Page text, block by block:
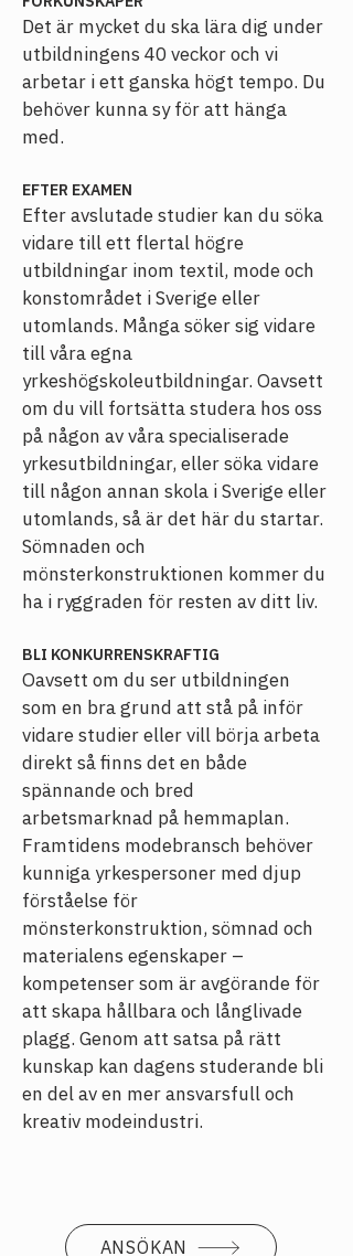
Det är mycket du ska lära dig under
utbildningens 40 veckor och vi
arbetar i ett ganska högt tempo. Du
behöver kunna sy för att hänga
med.
EFTER EXAMEN
Efter avslutade studier kan du söka
vidare till ett flertal högre
utbildningar inom textil, mode och
konstområdet i Sverige eller
utomlands. Många söker sig vidare
till våra egna
yrkeshögskoleutbildningar. Oavsett
om du vill fortsätta studera hos oss
på någon av våra specialiserade
yrkesutbildningar, eller söka vidare
till någon annan skola i Sverige eller
utomlands, så är det här du startar.
Sömnaden och
mönsterkonstruktionen kommer du
ha i ryggraden för resten av ditt liv.
BLI KONKURRENSKRAFTIG
Oavsett om du ser utbildningen
som en bra grund att stå på inför
vidare studier eller vill börja arbeta
direkt så finns det en både
spännande och bred
arbetsmarknad på hemmaplan.
Framtidens modebransch behöver
kunniga yrkespersoner med djup
förståelse för
mönsterkonstruktion, sömnad och
materialens egenskaper –
kompetenser som är avgörande för
att skapa hållbara och långlivade
plagg. Genom att satsa på rätt
kunskap kan dagens studerande bli
en del av en mer ansvarsfull och
kreativ modeindustri.
ANSÖKAN